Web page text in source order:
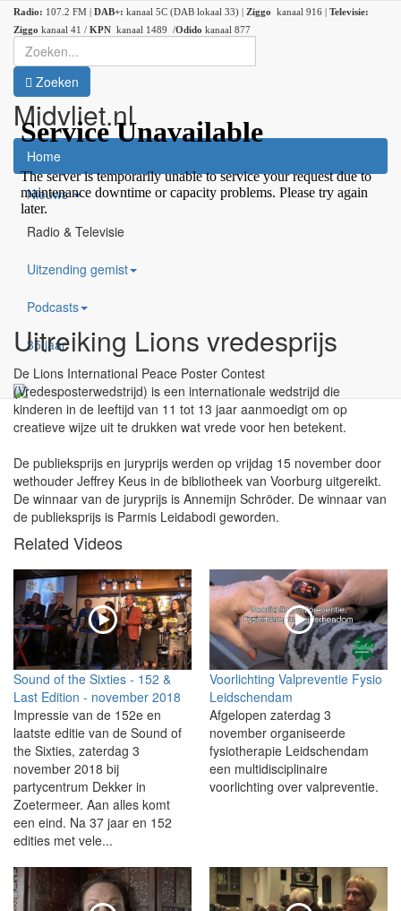
Radio: 107.2 FM | DAB+: kanaal 5C (DAB lokaal 33) | Ziggo kanaal 916 | Televisie:
Ziggo kanaal 41 / KPN kanaal 1489 /Odido kanaal 877
Midvliet.nl
×
Home
Nieuws
Radio & Televisie
Uitzending gemist
Podcasts
35 jaar
Zoeken
Uitreiking Lions vredesprijs
De Lions International Peace Poster Contest
(Vredesposterwedstrijd) is een internationale wedstrijd die
kinderen in de leeftijd van 11 tot 13 jaar aanmoedigt om op
creatieve wijze uit te drukken wat vrede voor hen betekent.
De publieksprijs en juryprijs werden op vrijdag 15 november door
wethouder Jeffrey Keus in de bibliotheek van Voorburg uitgereikt.
De winnaar van de juryprijs is Annemijn Schröder. De winnaar van
de publieksprijs is Parmis Leidabodi geworden.
Related Videos
Sound of the Sixties - 152 &
Last Edition - november 2018
Impressie van de 152e en
laatste editie van de Sound of
the Sixties, zaterdag 3
november 2018 bij
partycentrum Dekker in
Zoetermeer. Aan alles komt
een eind. Na 37 jaar en 152
edities met vele...
Voorlichting Valpreventie Fysio
Leidschendam
Afgelopen zaterdag 3
november organiseerde
fysiotherapie Leidschendam
een multidisciplinaire
voorlichting over valpreventie.